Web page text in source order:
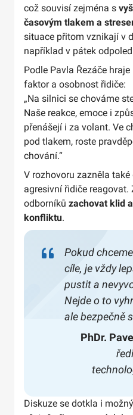
což souvisí zejména s
časovým tlakem a
situace přitom vznikají v
například v pátek
Podle Pavla Řezáče
faktor a osobnost řidiče:
„Na silnici se chováme
Naše reakce, emoce i
přenášejí i za volant. Ve
pod tlakem, roste
chování.“
V rozhovoru zazněla
agresivní řidiče reagovat.
odborníků zachovat klid
konfliktu.
Pokud
cíle, je vždy
pustit a
Nejde o to
ale bezpečně
PhDr.
Diskuze se dotkla i